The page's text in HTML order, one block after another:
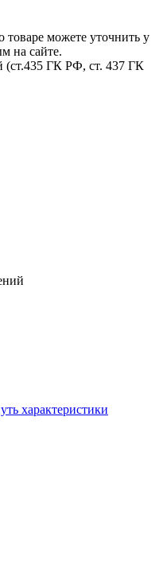
товаре можете уточнить у
на сайте.
(ст.435 ГК РФ, cт. 437 ГК
характеристики